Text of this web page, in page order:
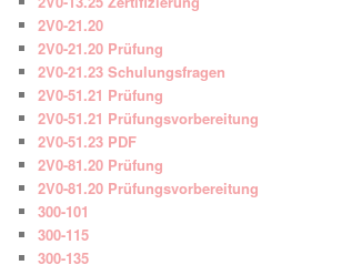
2V0-21.20
2V0-21.20 Prüfung
2V0-21.23 Schulungsfragen
2V0-51.21 Prüfung
2V0-51.21 Prüfungsvorbereitung
2V0-51.23 PDF
2V0-81.20 Prüfung
2V0-81.20 Prüfungsvorbereitung
300-101
300-115
300-135